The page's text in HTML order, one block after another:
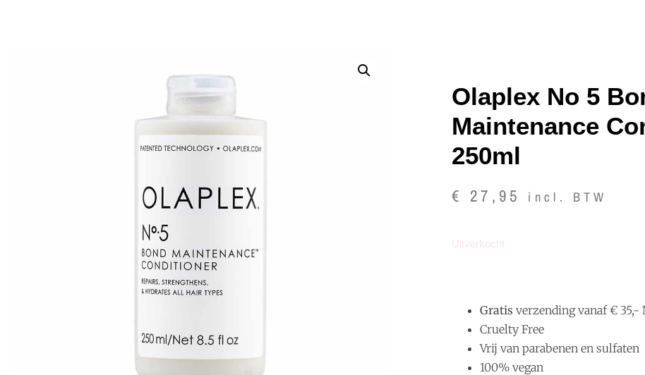
Olaplex No 5
Maintenance
250ml
€ 27,95 incl. BTW
Uitverkocht
Gratis verzending vanaf € 35,-
Cruelty Free
Vrij van parabenen en sulfaten
100% vegan